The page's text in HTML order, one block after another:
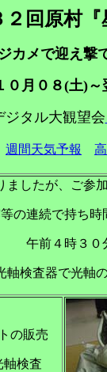
２回原村
カメで迎え撃
０月０８(土
ジタル大観望会
週間天気予報
ましたが、ご参
の連続で持ち
午前４時３０
軸検査器で光軸
の販売
軸検査